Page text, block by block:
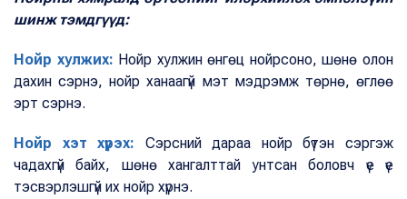
шинж тэмдгүүд:
Нойр хулжих: Нойр хулжин өнгөц нойрсоно, шөнө олон
дахин сэрнэ, нойр ханаагүй мэт мэдрэмж төрнө, өглөө
эрт сэрнэ.
Нойр хэт хүрэх: Сэрсний дараа нойр бүтэн сэргэж
чадахгүй байх, шөнө хангалттай унтсан боловч үе үе
тэсвэрлэшгүй их нойр хүрнэ.